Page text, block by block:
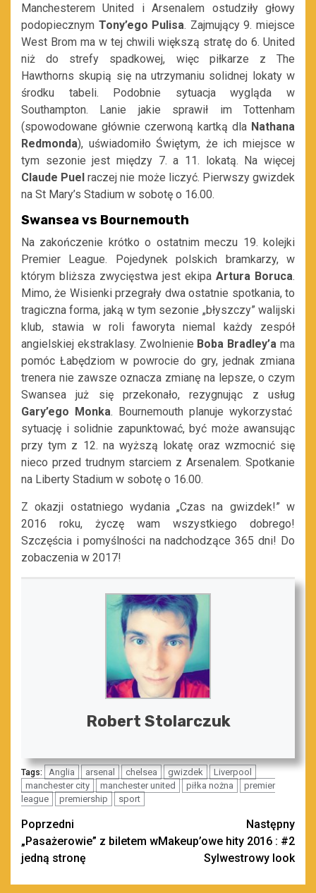
Manchesterem United i Arsenalem ostudziły głowy
podopiecznym Tony’ego Pulisa. Zajmujący 9. miejsce
West Brom ma w tej chwili większą stratę do 6. United
niż do strefy spadkowej, więc piłkarze z The
Hawthorns skupią się na utrzymaniu solidnej lokaty w
środku tabeli. Podobnie sytuacja wygląda w
Southampton. Lanie jakie sprawił im Tottenham
(spowodowane głównie czerwoną kartką dla Nathana
Redmonda), uświadomiło Świętym, że ich miejsce w
tym sezonie jest między 7. a 11. lokatą. Na więcej
Claude Puel raczej nie może liczyć. Pierwszy gwizdek
na St Mary’s Stadium w sobotę o 16.00.
Swansea vs Bournemouth
Na zakończenie krótko o ostatnim meczu 19. kolejki
Premier League. Pojedynek polskich bramkarzy, w
którym bliższa zwycięstwa jest ekipa Artura Boruca.
Mimo, że Wisienki przegrały dwa ostatnie spotkania, to
tragiczna forma, jaką w tym sezonie „błyszczy” walijski
klub, stawia w roli faworyta niemal każdy zespół
angielskiej ekstraklasy. Zwolnienie Boba Bradley’a ma
pomóc Łabędziom w powrocie do gry, jednak zmiana
trenera nie zawsze oznacza zmianę na lepsze, o czym
Swansea już się przekonało, rezygnując z usług
Gary’ego Monka. Bournemouth planuje wykorzystać
sytuację i solidnie zapunktować, być może awansując
przy tym z 12. na wyższą lokatę oraz wzmocnić się
nieco przed trudnym starciem z Arsenalem. Spotkanie
na Liberty Stadium w sobotę o 16.00.
Z okazji ostatniego wydania „Czas na gwizdek!” w
2016 roku, życzę wam wszystkiego dobrego!
Szczęścia i pomyślności na nadchodzące 365 dni! Do
zobaczenia w 2017!
Robert Stolarczuk
Tags: Anglia arsenal chelsea gwizdek
Liverpool
manchester city
manchester united piłka nożna
premier
league
premiership sport
Zobacz
wpisy
Poprzedni
„Pasażerowie” z biletem w
jedną stronę
Następny
Makeup’owe hity 2016 : #2
Sylwestrowy look